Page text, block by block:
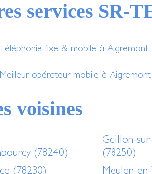
services SR-
fixe & mobile à Aigremont
Meilleur opérateur mobile à Aigremont
voisines
(78240)
Gaillon-
(78250)
(78230)
Meulan-